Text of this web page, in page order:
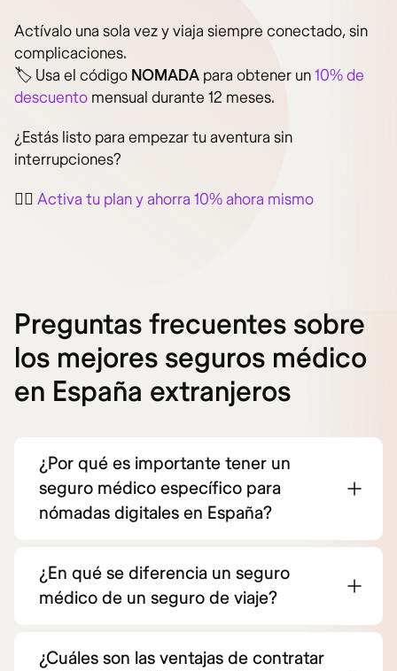
Actívalo una sola vez y viaja siempre conectado, sin
complicaciones.
🏷️ Usa el código NOMADA para obtener un10% de
descuento mensual durante 12 meses.
¿Estás listo para empezar tu aventura sin
interrupciones?
👉🏻 Activa tu plan y ahorra 10% ahora mismo
Preguntas frecuentes sobre
los mejores seguros médico
en España extranjeros
¿Por qué es importante tener un
seguro médico específico para
nómadas digitales en España?
¿En qué se diferencia un seguro
médico de un seguro de viaje?
¿Cuáles son las ventajas de contratar